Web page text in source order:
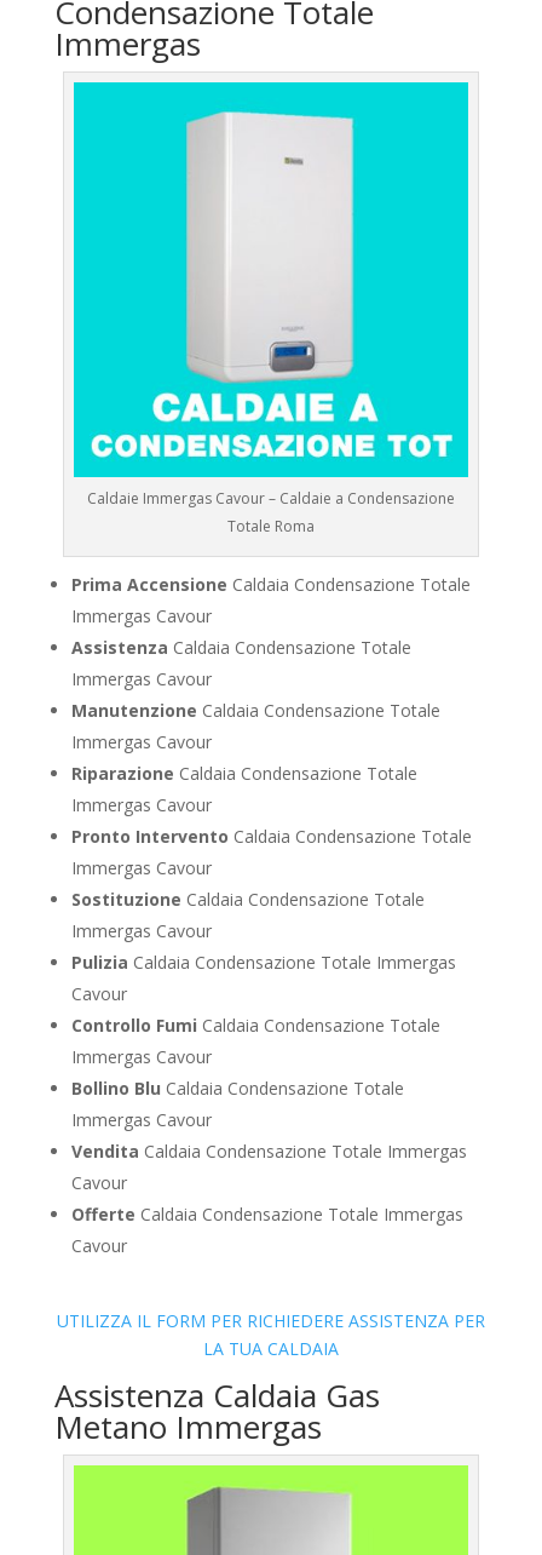
Condensazione Totale
Immergas
Caldaie Immergas Cavour – Caldaie a Condensazione
Totale Roma
Prima Accensione Caldaia Condensazione Totale
Immergas Cavour
Assistenza Caldaia Condensazione Totale
Immergas Cavour
Manutenzione Caldaia Condensazione Totale
Immergas Cavour
Riparazione Caldaia Condensazione Totale
Immergas Cavour
Pronto Intervento Caldaia Condensazione Totale
Immergas Cavour
Sostituzione Caldaia Condensazione Totale
Immergas Cavour
Pulizia Caldaia Condensazione Totale Immergas
Cavour
Controllo Fumi Caldaia Condensazione Totale
Immergas Cavour
Bollino Blu Caldaia Condensazione Totale
Immergas Cavour
Vendita Caldaia Condensazione Totale Immergas
Cavour
Offerte Caldaia Condensazione Totale Immergas
Cavour
UTILIZZA IL FORM PER RICHIEDERE ASSISTENZA PER
LA TUA CALDAIA
Assistenza Caldaia Gas
Metano Immergas